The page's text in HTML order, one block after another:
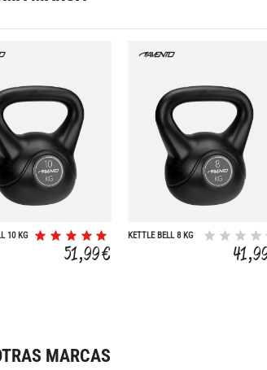
10 KG
51,99 €
KETTLE BELL 8 KG
MARCAS